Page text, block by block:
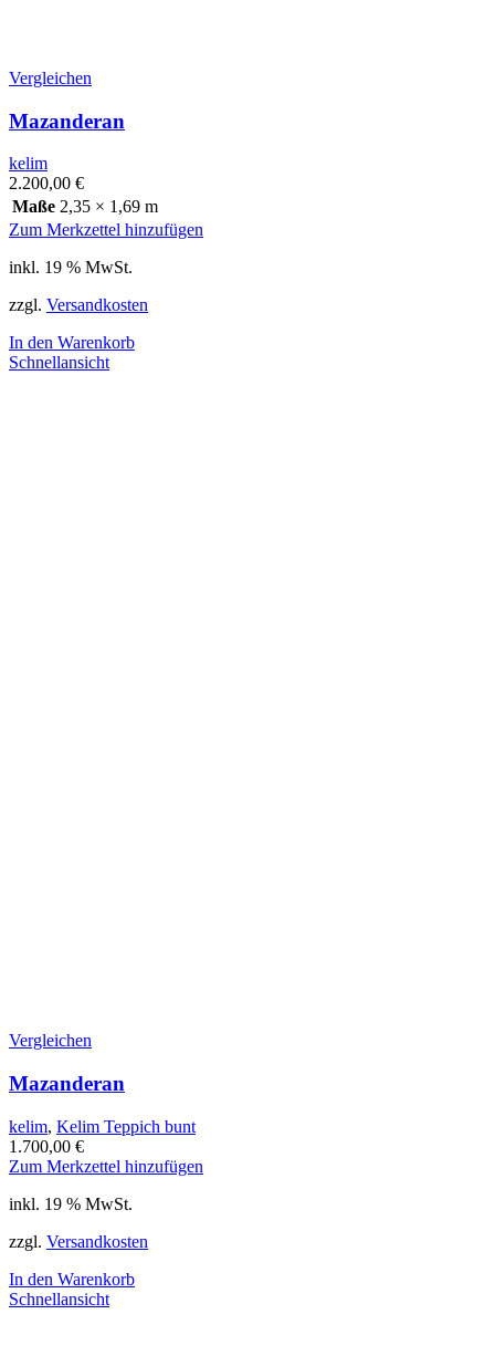
Vergleichen
Mazanderan
kelim
2.200,00 €
Maße 2,35 × 1,69 m
Zum Merkzettel hinzufügen
inkl. 19 % MwSt.
zzgl. Versandkosten
In den Warenkorb
Schnellansicht
Vergleichen
Mazanderan
kelim, Kelim Teppich bunt
1.700,00 €
Zum Merkzettel hinzufügen
inkl. 19 % MwSt.
zzgl. Versandkosten
In den Warenkorb
Schnellansicht